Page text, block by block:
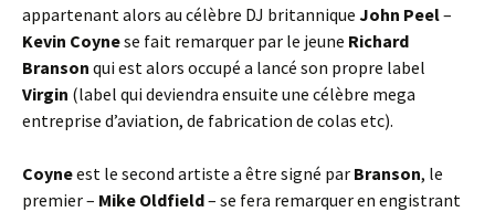
appartenant alors au célèbre DJ britannique John Peel–
Kevin Coynese fait remarquer par le jeune Richard
Branson qui est alors occupé a lancé son propre label
Virgin (label qui deviendra ensuite une célèbre mega
entreprise d’aviation, de fabrication de colas etc).
Coyneest le second artiste a être signé par Branson, le
premier – Mike Oldfield– se fera remarquer en engistrant